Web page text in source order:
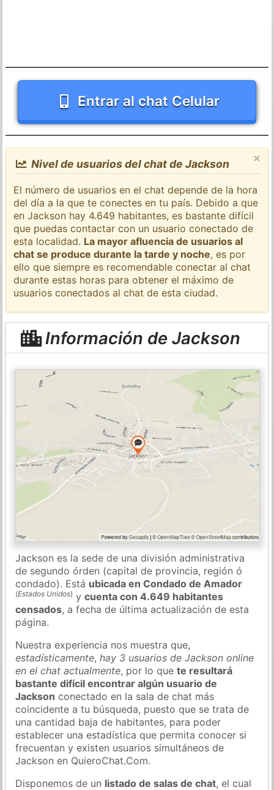
Entrar al chat Celular
×
Nivel de usuarios del chat de Jackson
El número de usuarios en el chat depende de la hora
del día a la que te conectes en tu país. Debido a que
en Jackson hay 4.649 habitantes, es bastante difícil
que puedas contactar con un usuario conectado de
esta localidad. La mayor afluencia de usuarios al
chat se produce durante la tarde y noche, es por
ello que siempre es recomendable conectar al chat
durante estas horas para obtener el máximo de
usuarios conectados al chat de esta ciudad.
Información de Jackson
Jackson es la sede de una división administrativa
de segundo órden (capital de provincia, región ó
condado). Está ubicada en Condado de Amador
(Estados Unidos) ycuenta con 4.649 habitantes
censados, a fecha de última actualización de esta
página.
Nuestra experiencia nos muestra que,
estadísticamente,hay 3 usuarios de Jackson online
en el chat actualmente, por lo quete resultará
bastante difícil encontrar algún usuario de
Jackson conectado en la sala de chat más
coincidente a tu búsqueda, puesto que se trata de
una cantidad baja de habitantes, para poder
establecer una estadística que permita conocer si
frecuentan y existen usuarios simultáneos de
Jackson en QuieroChat.Com.
Disponemos de un listado de salas de chat, el cual